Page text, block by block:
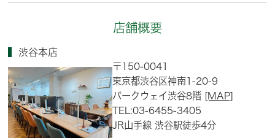
店舗概要
渋谷本店
〒150-0041
東京都渋谷区神南1-20-9
パークウェイ渋谷8階 [MAP]
TEL:03-6455-3405
JR山手線 渋谷駅徒歩4分